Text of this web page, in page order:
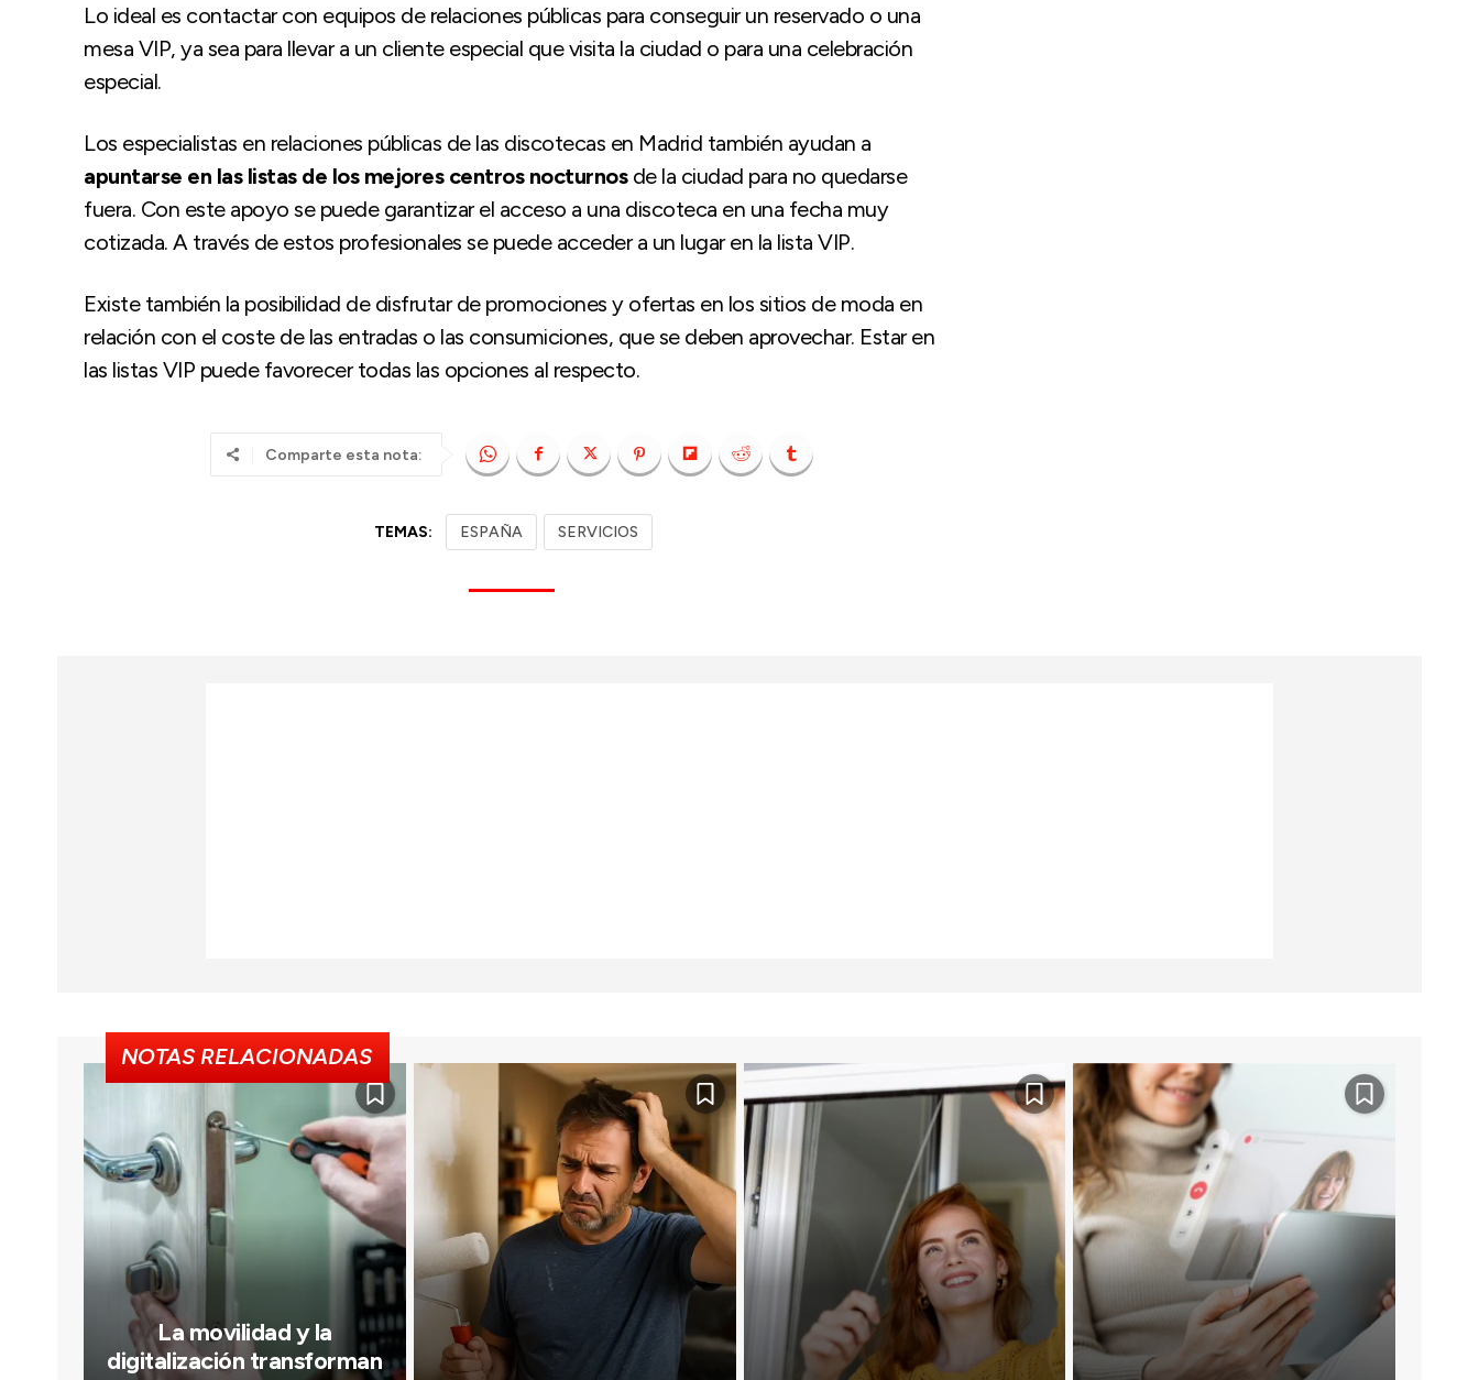
Lo ideal es contactar con equipos de relaciones públicas para conseguir un reservado o una
mesa VIP, ya sea para llevar a un cliente especial que visita la ciudad o para una celebración
especial.
Los especialistas en relaciones públicas de las discotecas en Madrid también ayudan a
apuntarse en las listas de los mejores centros nocturnosde la ciudad para no quedarse
fuera. Con este apoyo se puede garantizar el acceso a una discoteca en una fecha muy
cotizada. A través de estos profesionales se puede acceder a un lugar en la lista VIP.
Existe también la posibilidad de disfrutar de promociones y ofertas en los sitios de moda en
relación con el coste de las entradas o las consumiciones, que se deben aprovechar. Estar en
las listas VIP puede favorecer todas las opciones al respecto.
Comparte esta nota:
TEMAS: ESPAÑA SERVICIOS
NOTAS RELACIONADAS
La movilidad y la
digitalización transforman